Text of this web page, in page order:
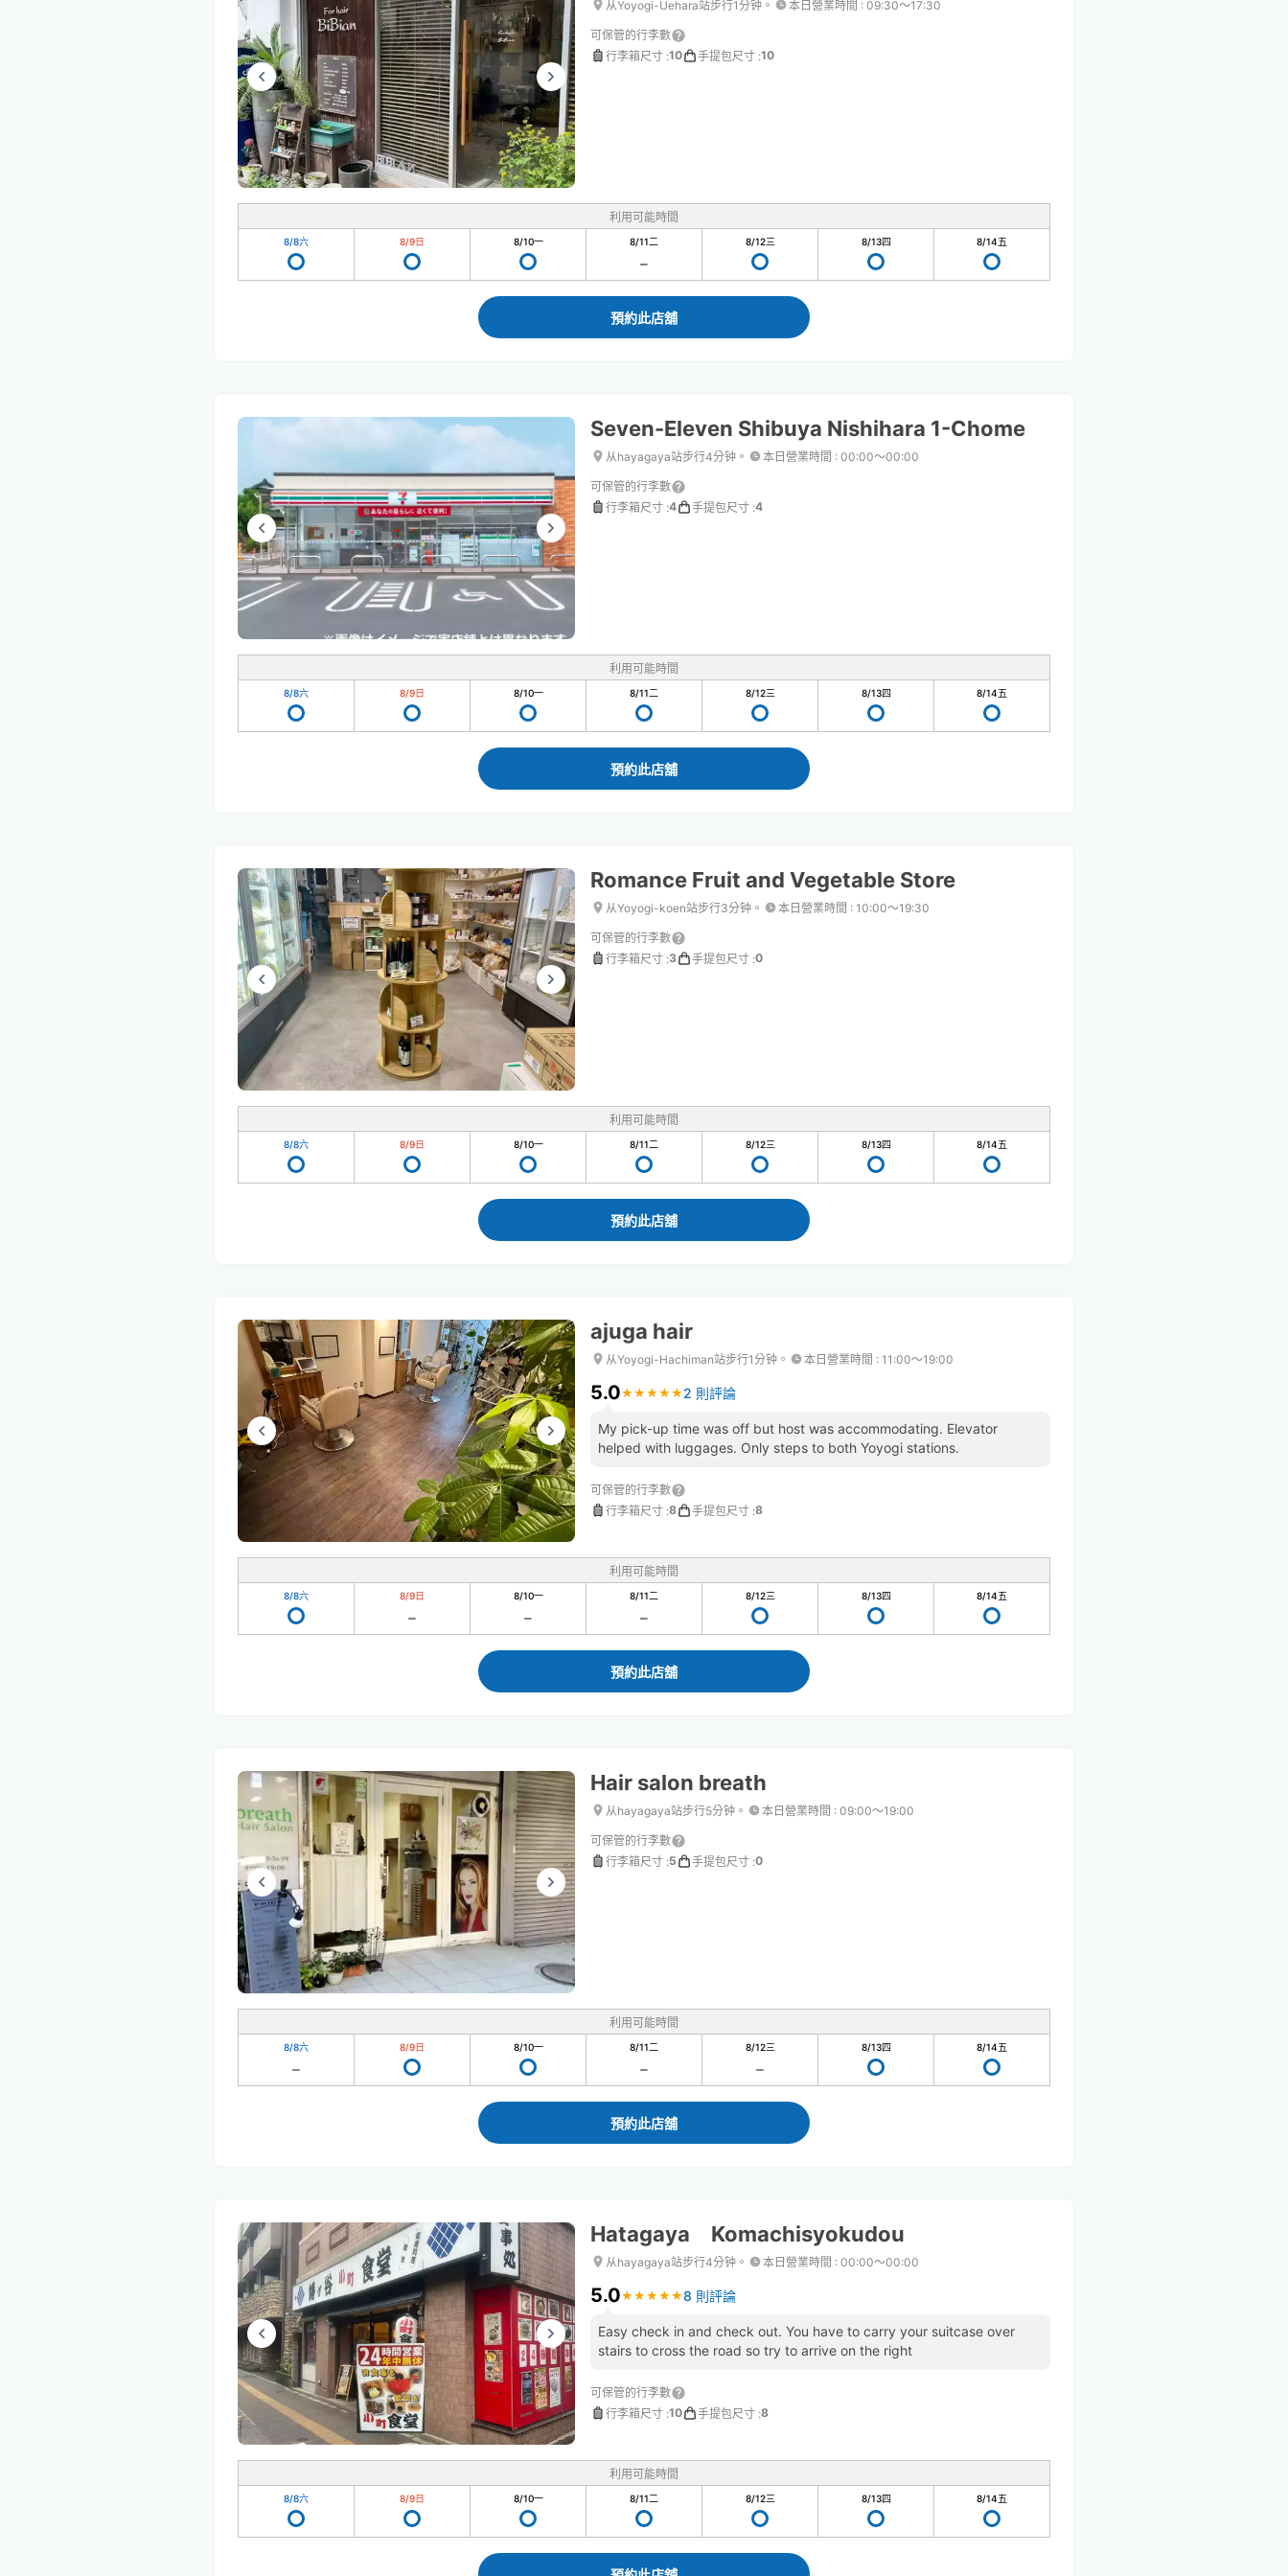
从Yoyogi-Uehara站步行1分钟。 本日營業時間 : 09:30〜17:30
可保管的行李數
行李箱尺寸 :10 手提包尺寸 :10
利用可能時間
8/8六 8/9日 8/10一 8/11二 8/12三 8/13四 8/14五
預約此店舖
Seven-Eleven Shibuya Nishihara 1-Chome
从hayagaya站步行4分钟。 本日營業時間 : 00:00〜00:00
可保管的行李數
行李箱尺寸 :4 手提包尺寸 :4
利用可能時間
8/8六 8/9日 8/10一 8/11二 8/12三 8/13四 8/14五
預約此店舖
Romance Fruit and Vegetable Store
从Yoyogi-koen站步行3分钟。 本日營業時間 : 10:00〜19:30
可保管的行李數
行李箱尺寸 :3 手提包尺寸 :0
利用可能時間
8/8六 8/9日 8/10一 8/11二 8/12三 8/13四 8/14五
預約此店舖
ajuga hair
从Yoyogi-Hachiman站步行1分钟。 本日營業時間 : 11:00〜19:00
5.0★ ★ ★ ★ ★
★ ★ ★ ★ ★ 2 則評論
My pick-up time was off but host was accommodating. Elevator
helped with luggages. Only steps to both Yoyogi stations.
可保管的行李數
行李箱尺寸 :8 手提包尺寸 :8
利用可能時間
8/8六 8/9日 8/10一 8/11二 8/12三 8/13四 8/14五
預約此店舖
Hair salon breath
从hayagaya站步行5分钟。 本日營業時間 : 09:00〜19:00
可保管的行李數
行李箱尺寸 :5 手提包尺寸 :0
利用可能時間
8/8六 8/9日 8/10一 8/11二 8/12三 8/13四 8/14五
預約此店舖
Hatagaya Komachisyokudou
从hayagaya站步行4分钟。 本日營業時間 : 00:00〜00:00
5.0★ ★ ★ ★ ★
★ ★ ★ ★ ★8 則評論
Easy check in and check out. You have to carry your suitcase over
stairs to cross the road so try to arrive on the right
可保管的行李數
行李箱尺寸 :10 手提包尺寸 :8
利用可能時間
8/8六 8/9日 8/10一 8/11二 8/12三 8/13四 8/14五